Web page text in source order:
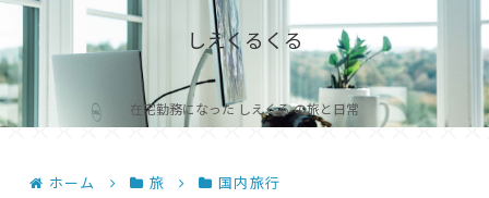
しえくるくる
在宅勤務になった しえくる の旅と日常
ホーム 旅 国内旅行